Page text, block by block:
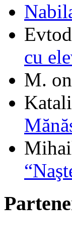
cu
M. on